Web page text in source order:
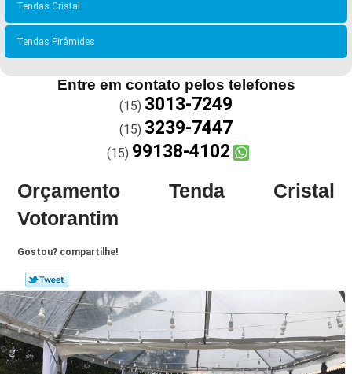
Tendas Cristal
Tendas Pirâmides
Entre em contato pelos telefones
(15) 3013-7249
(15) 3239-7447
(15) 99138-4102
Orçamento Tenda Cristal
Votorantim
Gostou? compartilhe!